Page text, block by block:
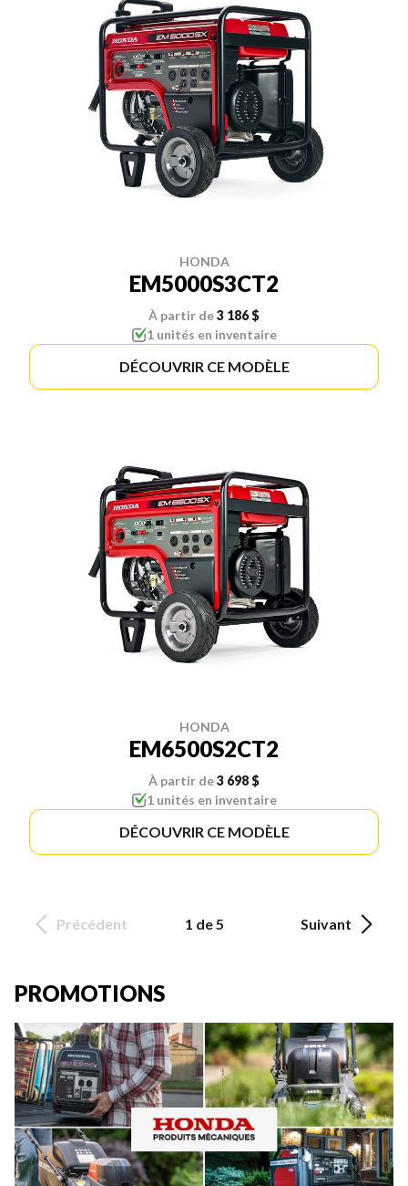
HONDA
EM5000S3CT2
À partir de3 186 $
1 unités en inventaire
DÉCOUVRIR CE MODÈLE
HONDA
EM6500S2CT2
À partir de3 698 $
1 unités en inventaire
DÉCOUVRIR CE MODÈLE
Précédent 1 de 5 Suivant
PROMOTIONS